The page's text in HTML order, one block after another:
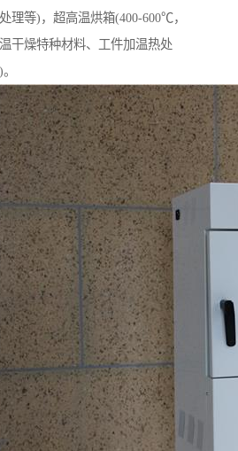
理等)，超高温烘箱(400-600℃，
干燥特种材料、工件加温热处